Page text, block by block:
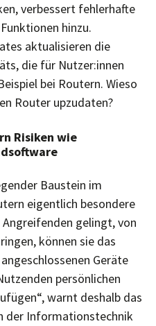
verbessert fehlerhafte
hinzu.
aktualisieren die
die für Nutzer:innen
bei Routern. Wieso
Router upzudaten?
Risiken wie
Baustein im
eigentlich besondere
gelingt, von
können sie das
Geräte
persönlichen
warnt deshalb das
der Informationstechnik